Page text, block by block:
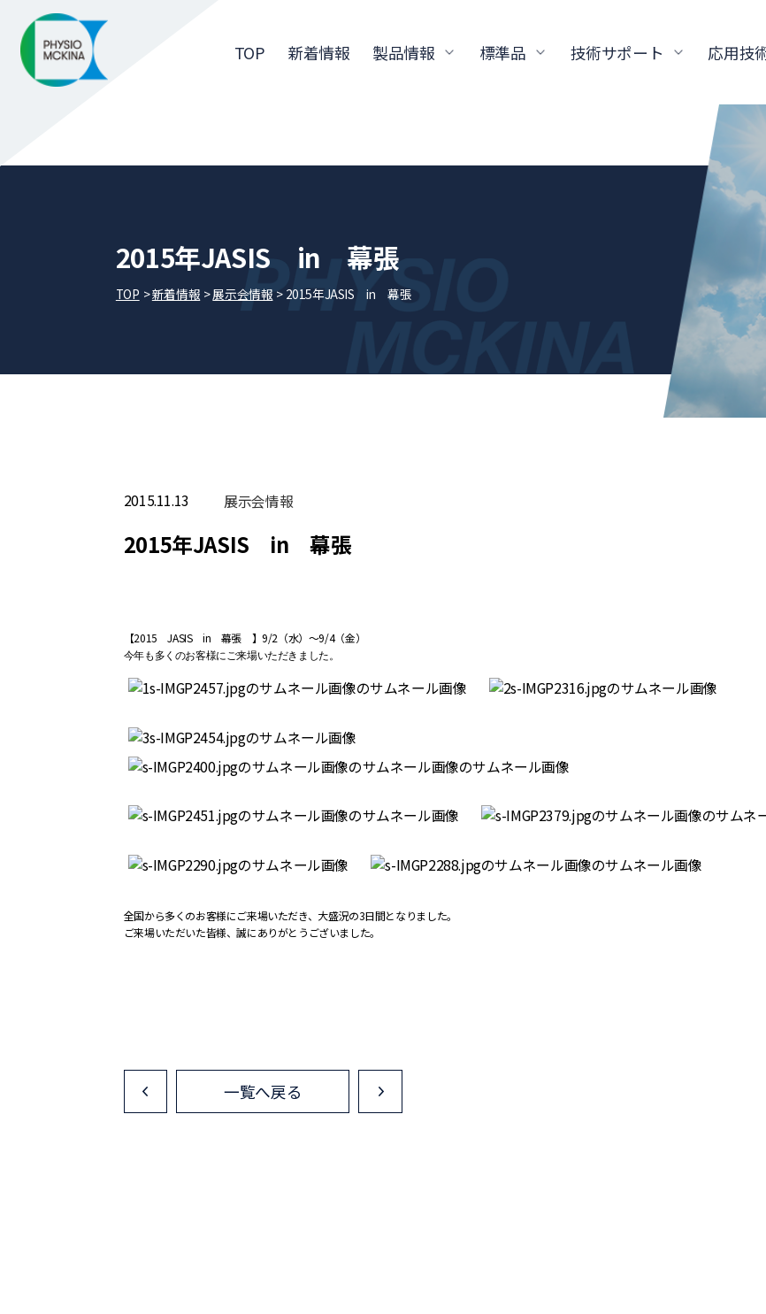
TOP 新着情報 製品情報 標準品 技術サポート 応用技
2015年JASIS in 幕張
TOP 新着情報 展⽰会情報 2015年JASIS in 幕張
2015.11.13 展⽰会情報
2015年JASIS in 幕張
【2015 JASIS in 幕張 】9/2（水）～9/4（金）
今年も多くのお客様にご来場いただきました。
全国から多くのお客様にご来場いただき、大盛況の3日間となりました。
ご来場いただいた皆様、誠にありがとうございました。
<
一覧へ戻る